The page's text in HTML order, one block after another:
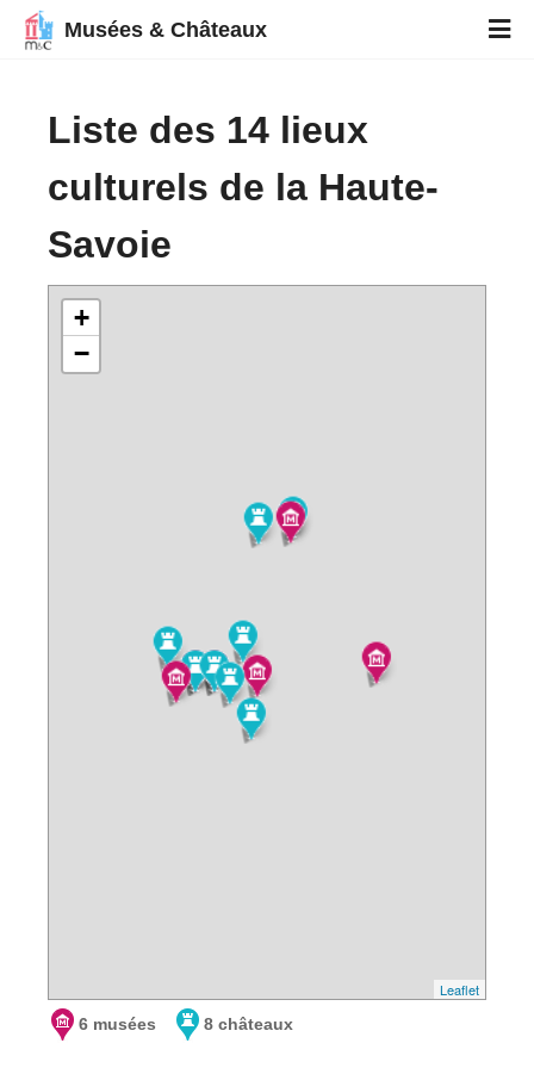
Musées & Châteaux
Liste des 14 lieux
culturels de la Haute-
Savoie
+
−
Leaflet
6 musées
8 châteaux